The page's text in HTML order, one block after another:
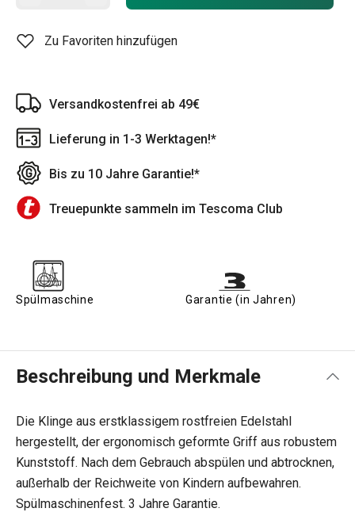
Zu Favoriten hinzufügen
Versandkostenfrei ab 49€
Lieferung in 1-3 Werktagen!*
Bis zu 10 Jahre Garantie!*
Treuepunkte sammeln im Tescoma Club
Spülmaschine Garantie (in Jahren)
Beschreibung und Merkmale
Die Klinge aus erstklassigem rostfreien Edelstahl
hergestellt, der ergonomisch geformte Griff aus robustem
Kunststoff. Nach dem Gebrauch abspülen und abtrocknen,
außerhalb der Reichweite von Kindern aufbewahren.
Spülmaschinenfest. 3 Jahre Garantie.